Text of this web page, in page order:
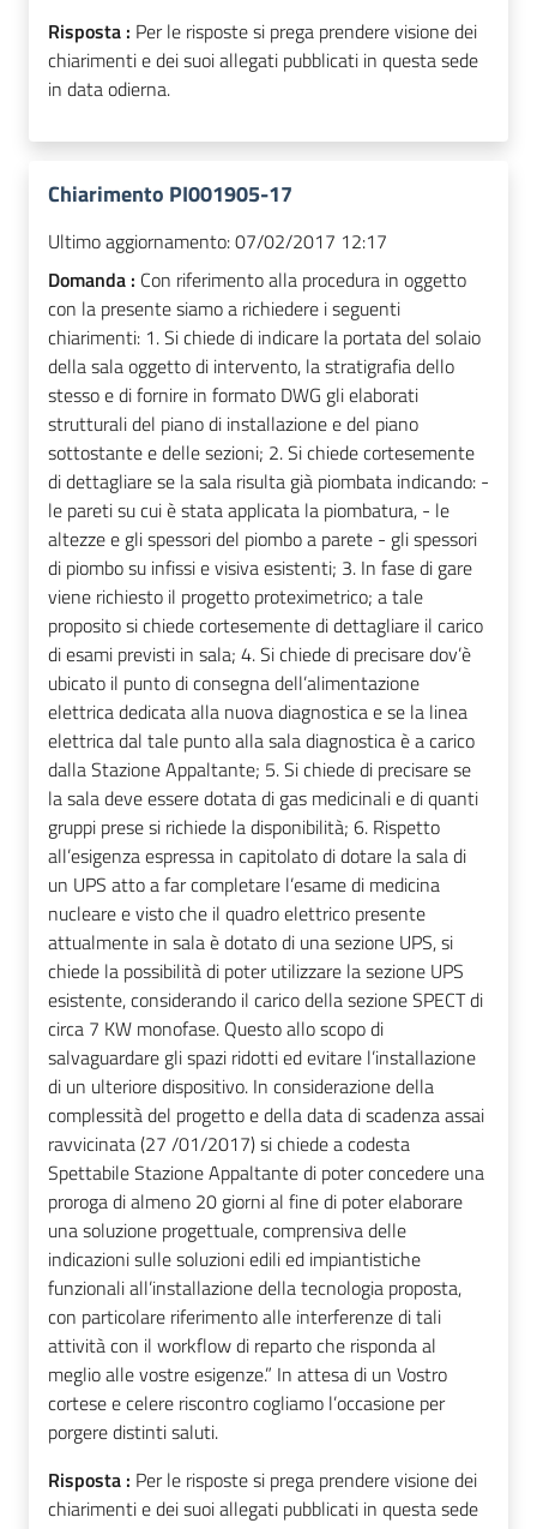
Risposta : Per le risposte si prega prendere visione dei
chiarimenti e dei suoi allegati pubblicati in questa sede
in data odierna.
Chiarimento PI001905-17
Ultimo aggiornamento:07/02/2017 12:17
Domanda : Con riferimento alla procedura in oggetto
con la presente siamo a richiedere i seguenti
chiarimenti: 1. Si chiede di indicare la portata del solaio
della sala oggetto di intervento, la stratigrafia dello
stesso e di fornire in formato DWG gli elaborati
strutturali del piano di installazione e del piano
sottostante e delle sezioni; 2. Si chiede cortesemente
di dettagliare se la sala risulta già piombata indicando: -
le pareti su cui è stata applicata la piombatura, - le
altezze e gli spessori del piombo a parete - gli spessori
di piombo su infissi e visiva esistenti; 3. In fase di gare
viene richiesto il progetto proteximetrico; a tale
proposito si chiede cortesemente di dettagliare il carico
di esami previsti in sala; 4. Si chiede di precisare dov’è
ubicato il punto di consegna dell’alimentazione
elettrica dedicata alla nuova diagnostica e se la linea
elettrica dal tale punto alla sala diagnostica è a carico
dalla Stazione Appaltante; 5. Si chiede di precisare se
la sala deve essere dotata di gas medicinali e di quanti
gruppi prese si richiede la disponibilità; 6. Rispetto
all’esigenza espressa in capitolato di dotare la sala di
un UPS atto a far completare l’esame di medicina
nucleare e visto che il quadro elettrico presente
attualmente in sala è dotato di una sezione UPS, si
chiede la possibilità di poter utilizzare la sezione UPS
esistente, considerando il carico della sezione SPECT di
circa 7 KW monofase. Questo allo scopo di
salvaguardare gli spazi ridotti ed evitare l’installazione
di un ulteriore dispositivo. In considerazione della
complessità del progetto e della data di scadenza assai
ravvicinata (27 /01/2017) si chiede a codesta
Spettabile Stazione Appaltante di poter concedere una
proroga di almeno 20 giorni al fine di poter elaborare
una soluzione progettuale, comprensiva delle
indicazioni sulle soluzioni edili ed impiantistiche
funzionali all’installazione della tecnologia proposta,
con particolare riferimento alle interferenze di tali
attività con il workflow di reparto che risponda al
meglio alle vostre esigenze.” In attesa di un Vostro
cortese e celere riscontro cogliamo l’occasione per
porgere distinti saluti.
Risposta : Per le risposte si prega prendere visione dei
chiarimenti e dei suoi allegati pubblicati in questa sede